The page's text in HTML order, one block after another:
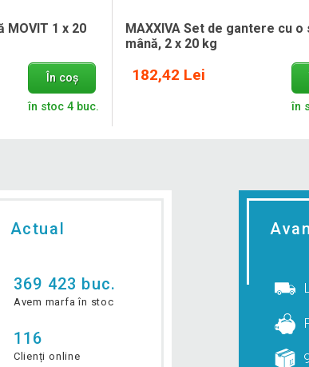
MOVIT 1 x 20
În coș
în stoc 4 buc.
MAXXIVA Set de gantere cu o
mână, 2 x 20 kg
182,42 Lei
în
Actual
369 423 buc.
Avem marfa în stoc
116
Clienți online